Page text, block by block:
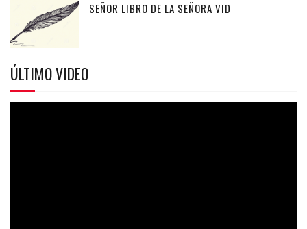
SEÑOR LIBRO DE LA SEÑORA VID
ÚLTIMO VIDEO